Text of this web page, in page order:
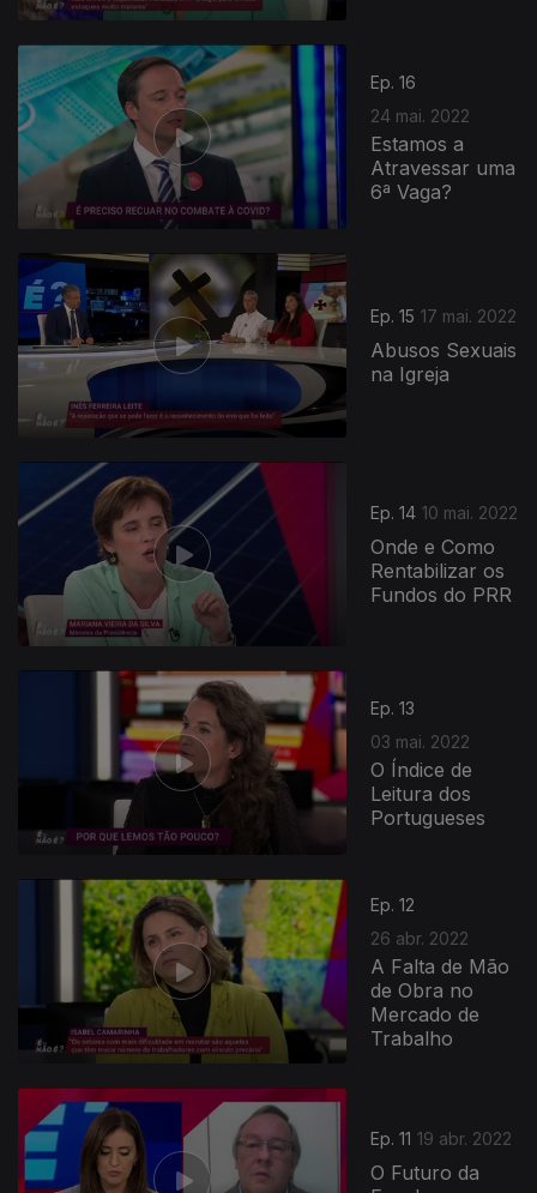
Ep. 16
24 mai. 2022
Estamos a
Atravessar uma
6ª Vaga?
Ep. 15 17 mai. 2022
Abusos Sexuais
na Igreja
Ep. 14 10 mai. 2022
Onde e Como
Rentabilizar os
Fundos do PRR
616334
Ep. 13
03 mai. 2022
O Índice de
Leitura dos
Portugueses
Ep. 12
26 abr. 2022
A Falta de Mão
de Obra no
Mercado de
Trabalho
Ep. 11 19 abr. 2022
O Futuro da